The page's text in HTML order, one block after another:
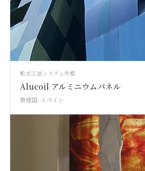
乾式工法システム外壁
Alucoil アルミニウムパネル
原産国: スペイン